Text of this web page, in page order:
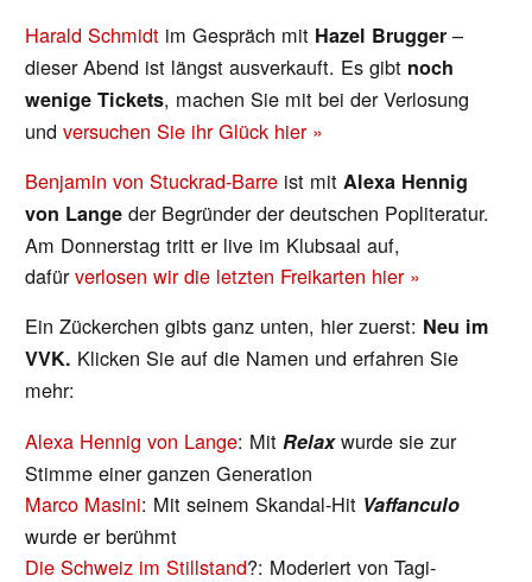
Harald Schmidt im Gespräch mit Hazel Brugger –
dieser Abend ist längst ausverkauft. Es gibt noch
wenige Tickets, machen Sie mit bei der Verlosung
undversuchen Sie ihr Glück hier »
Benjamin von Stuckrad-Barre ist mitAlexa Hennig
von Lange der Begründer der deutschen Popliteratur.
Am Donnerstag tritt er live im Klubsaal auf,
dafürverlosen wir die letzten Freikarten hier »
Ein Zückerchen gibts ganz unten, hier zuerst: Neu im
VVK. Klicken Sie auf die Namen und erfahren Sie
mehr:
Alexa Hennig von Lange: Mit Relaxwurde sie zur
Stimme einer ganzen Generation
Marco Masini: Mit seinem Skandal-Hit Vaffanculo
wurde er berühmt
Die Schweiz im Stillstand?: Moderiert von Tagi-